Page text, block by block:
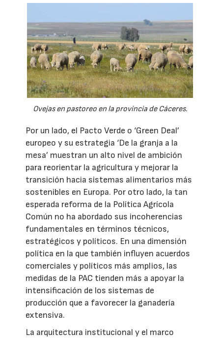
Ovejas en pastoreo en la provincia de Cáceres.
Por un lado, el Pacto Verde o ‘Green Deal’
europeo y su estrategia ‘De la granja a la
mesa’ muestran un alto nivel de ambición
para reorientar la agricultura y mejorar la
transición hacia sistemas alimentarios más
sostenibles en Europa. Por otro lado, la tan
esperada reforma de la Política Agrícola
Común no ha abordado sus incoherencias
fundamentales en términos técnicos,
estratégicos y políticos. En una dimensión
política en la que también influyen acuerdos
comerciales y políticos más amplios, las
medidas de la PAC tienden más a apoyar la
intensificación de los sistemas de
producción que a favorecer la ganadería
extensiva.
La arquitectura institucional y el marco